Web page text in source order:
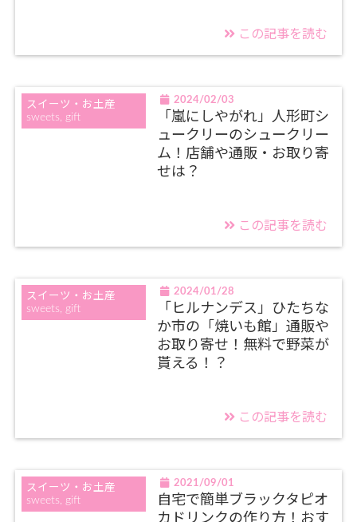
この記事を読む
スイーツ・お土産
sweets, gift
2024/02/03
「嵐にしやがれ」人形町シ
ュークリーのシュークリー
ム！店舗や通販・お取り寄
せは？
この記事を読む
スイーツ・お土産
sweets, gift
2024/01/28
「ヒルナンデス」ひたちな
か市の「焼いも館」通販や
お取り寄せ！無料で野菜が
貰える！？
この記事を読む
スイーツ・お土産
sweets, gift
2021/09/01
自宅で簡単ブラックタピオ
カドリンクの作り方！おす